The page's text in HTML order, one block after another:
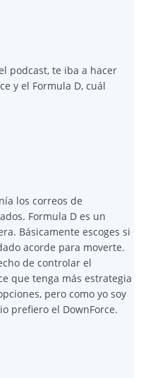
podcast, te iba a hacer
y el Formula D, cuál
los correos de
Formula D es un
Básicamente escoges si
acorde para moverte.
de controlar el
que tenga más estrategia
pero como yo soy
prefiero el DownForce.